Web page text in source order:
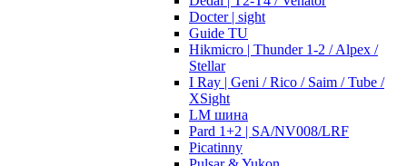
Docter | sight
Guide TU
Hikmicro | Thunder 1-2 / Alpex /
Stellar
I Ray | Geni / Rico / Saim / Tube /
XSight
LM шина
Pard 1+2 | SA/NV008/LRF
Picatinny